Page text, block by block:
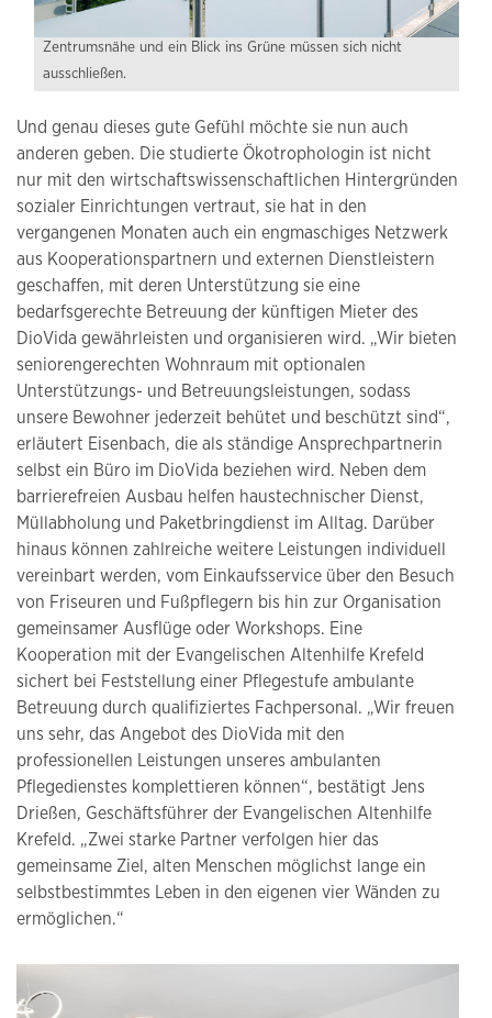
Zentrumsnähe und ein Blick ins Grüne müssen sich nicht
ausschließen.
Und genau dieses gute Gefühl möchte sie nun auch
anderen geben. Die studierte Ökotrophologin ist nicht
nur mit den wirtschaftswissenschaftlichen Hintergründen
sozialer Einrichtungen vertraut, sie hat in den
vergangenen Monaten auch ein engmaschiges Netzwerk
aus Kooperationspartnern und externen Dienstleistern
geschaffen, mit deren Unterstützung sie eine
bedarfsgerechte Betreuung der künftigen Mieter des
DioVida gewährleisten und organisieren wird. „Wir bieten
seniorengerechten Wohnraum mit optionalen
Unterstützungs- und Betreuungsleistungen, sodass
unsere Bewohner jederzeit behütet und beschützt sind“,
erläutert Eisenbach, die als ständige Ansprechpartnerin
selbst ein Büro im DioVida beziehen wird. Neben dem
barrierefreien Ausbau helfen haustechnischer Dienst,
Müllabholung und Paketbringdienst im Alltag. Darüber
hinaus können zahlreiche weitere Leistungen individuell
vereinbart werden, vom Einkaufsservice über den Besuch
von Friseuren und Fußpflegern bis hin zur Organisation
gemeinsamer Ausflüge oder Workshops. Eine
Kooperation mit der Evangelischen Altenhilfe Krefeld
sichert bei Feststellung einer Pflegestufe ambulante
Betreuung durch qualifiziertes Fachpersonal. „Wir freuen
uns sehr, das Angebot des DioVida mit den
professionellen Leistungen unseres ambulanten
Pflegedienstes komplettieren können“, bestätigt Jens
Drießen, Geschäftsführer der Evangelischen Altenhilfe
Krefeld. „Zwei starke Partner verfolgen hier das
gemeinsame Ziel, alten Menschen möglichst lange ein
selbstbestimmtes Leben in den eigenen vier Wänden zu
ermöglichen.“